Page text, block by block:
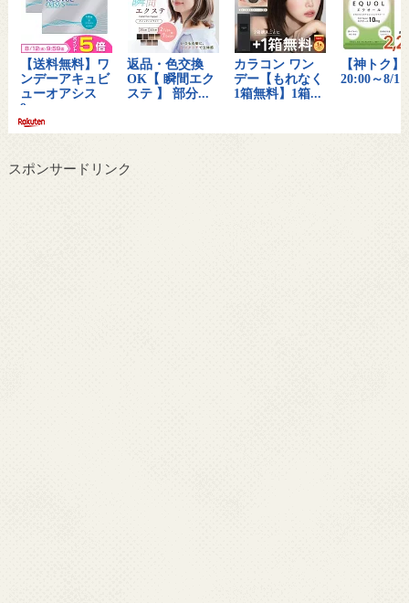
スポンサードリンク